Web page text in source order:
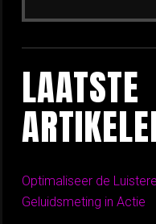
LAATSTE
Optimaliseer de
Geluidsmeting in Actie